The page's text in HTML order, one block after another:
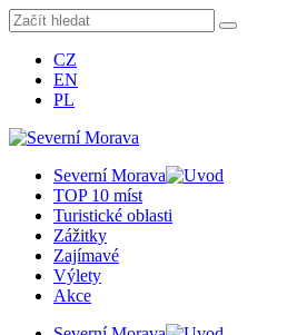
CZ
EN
PL
Severní Morava
TOP 10 míst
Turistické oblasti
Zážitky
Zajímavé
Výlety
Akce